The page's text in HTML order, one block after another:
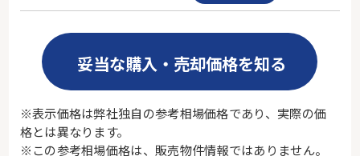
妥当な購入・売却価格を知る
※表示価格は弊社独自の参考相場価格であり、実際の価
格とは異なります。
※この参考相場価格は、販売物件情報ではありません。